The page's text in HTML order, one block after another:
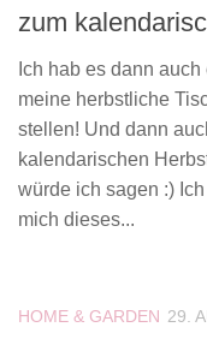
zum
Ich hab es dann
meine herbstliche
stellen! Und dann
kalendarischen
würde ich sagen :)
mich dieses...
HOME & GARDEN 29.